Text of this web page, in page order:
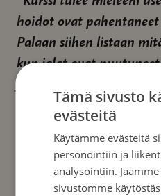
hoidot ovat
Palaan siihen listaan
kun jalat ovat
”Harvoin tapaa ketään
neuropatia-vertaista.
koska aiemmin on ollut
harva tuttu sitä minään
Tämä sivusto
evästeitä
Käytämme evästeitä
personointiin ja
analysointiin.
sivustomme